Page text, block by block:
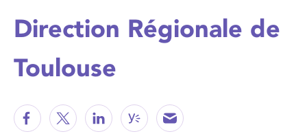
Direction Régionale de
Toulouse